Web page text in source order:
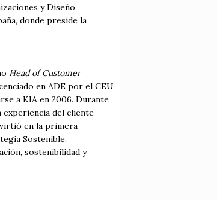
y Diseño
donde preside la
Head of Customer
en ADE por el CEU
a KIA en 2006. Durante
experiencia del cliente
en la primera
Sostenible.
sostenibilidad y